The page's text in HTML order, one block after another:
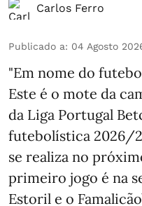
Carlos Ferro
Publicado a: 04 Agosto
"Em nome do
Este é o mote da
da Liga Portugal
futebolística 2026/
se realiza no
primeiro jogo é na
Estoril e o